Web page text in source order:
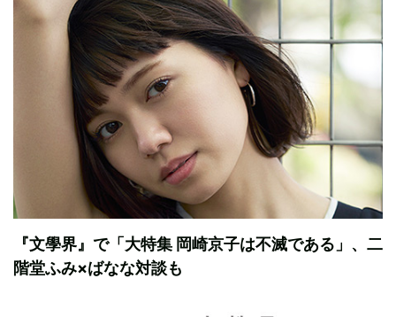
『文學界』で「大特集 岡崎京子は不滅である」、二
階堂ふみ×ばなな対談も